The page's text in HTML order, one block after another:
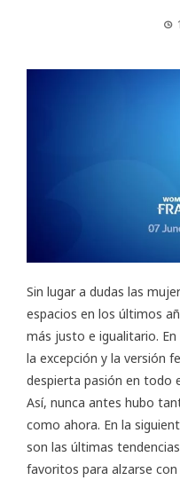
Sin lugar a dudas las
espacios en los últimos
más justo e igualitario.
la excepción y la versión
despierta pasión en todo
Así, nunca antes hubo
como ahora. En la
son las últimas
favoritos para alzarse